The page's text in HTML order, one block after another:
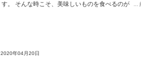
す。 そんな時こそ、美味しいものを食べるのが
...
2020年04月20日